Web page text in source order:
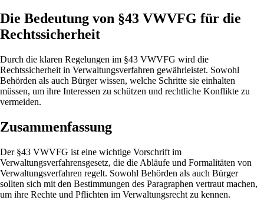
Die Bedeutung von §43 VWVFG für die
Rechtssicherheit
Durch die klaren Regelungen im §43 VWVFG wird die
Rechtssicherheit in Verwaltungsverfahren gewährleistet. Sowohl
Behörden als auch Bürger wissen, welche Schritte sie einhalten
müssen, um ihre Interessen zu schützen und rechtliche Konflikte zu
vermeiden.
Zusammenfassung
Der §43 VWVFG ist eine wichtige Vorschrift im
Verwaltungsverfahrensgesetz, die die Abläufe und Formalitäten von
Verwaltungsverfahren regelt. Sowohl Behörden als auch Bürger
sollten sich mit den Bestimmungen des Paragraphen vertraut machen,
um ihre Rechte und Pflichten im Verwaltungsrecht zu kennen.